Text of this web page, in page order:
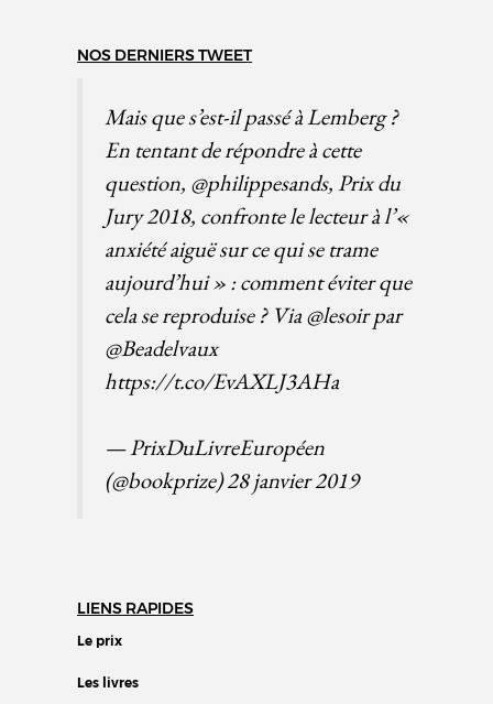
NOS DERNIERS TWEET
Mais que s’est-il passé à Lemberg ?
En tentant de répondre à cette
question, @philippesands, Prix du
Jury 2018, confronte le lecteur à l’«
anxiété aiguë sur ce qui se trame
aujourd’hui » : comment éviter que
cela se reproduise ? Via@lesoirpar
@Beadelvaux
https://t.co/EvAXLJ3AHa
— PrixDuLivreEuropéen
(@bookprize)28 janvier 2019
LIENS RAPIDES
Le prix
Les livres